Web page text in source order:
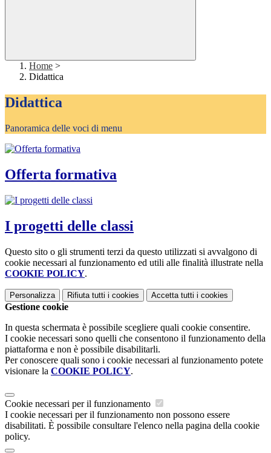
Home >
Didattica
Didattica
Panoramica delle voci di menu
Offerta formativa
I progetti delle classi
Questo sito o gli strumenti terzi da questo utilizzati si avvalgono di
cookie necessari al funzionamento ed utili alle finalità illustrate nella
COOKIE POLICY.
Personalizza Rifiuta tutti i cookies Accetta tutti i cookies
Gestione cookie
In questa schermata è possibile scegliere quali cookie consentire.
I cookie necessari sono quelli che consentono il funzionamento della
piattaforma e non è possibile disabilitarli.
Per conoscere quali sono i cookie necessari al funzionamento potete
visionare la COOKIE POLICY.
Cookie necessari per il funzionamento
I cookie necessari per il funzionamento non possono essere
disabilitati. È possibile consultare l'elenco nella pagina della cookie
policy.